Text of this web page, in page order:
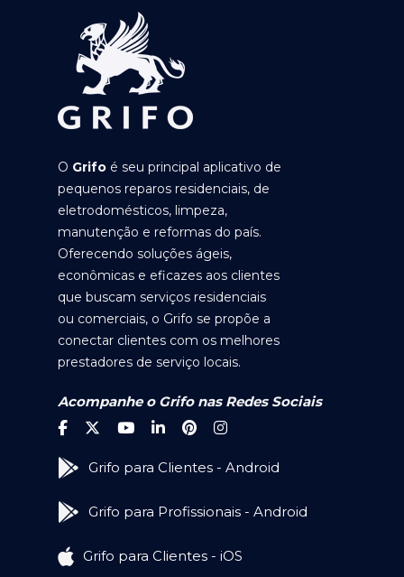
O Grifo é seu principal aplicativo de
pequenos reparos residenciais, de
eletrodomésticos, limpeza,
manutenção e reformas do país.
Oferecendo soluções ágeis,
econômicas e eficazes aos clientes
que buscam serviços residenciais
ou comerciais, o Grifo se propõe a
conectar clientes com os melhores
prestadores de serviço locais.
Acompanhe o Grifo nas Redes Sociais
Grifo para Clientes - Android
Grifo para Profissionais - Android
Grifo para Clientes - iOS